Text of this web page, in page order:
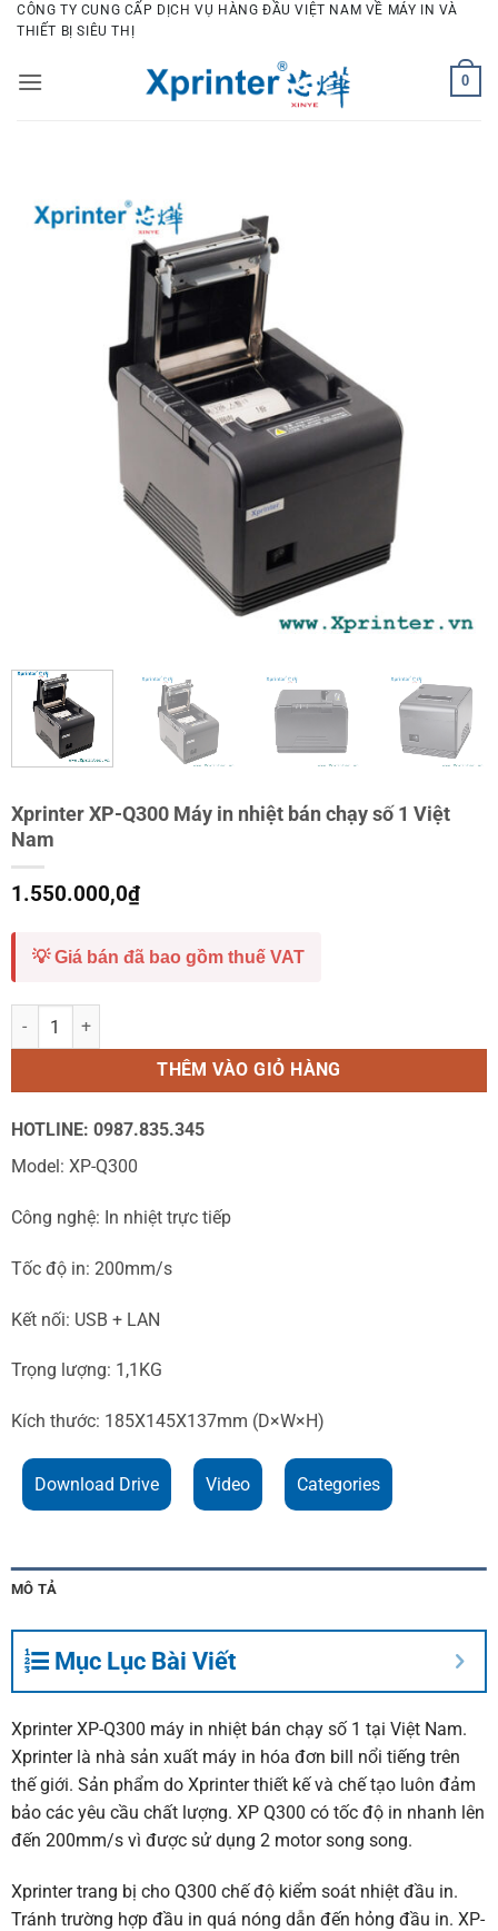
Bỏ
qua
dung
CÔNG TY CUNG CẤP DỊCH VỤ HÀNG ĐẦU VIỆT NAM VỀ MÁY IN VÀ
THIẾT BỊ SIÊU THỊ
0
Xprinter XP-Q300 Máy in nhiệt bán chạy số 1 Việt
Nam
1.550.000,0₫
💡 Giá bán đã bao gồm thuế VAT
Xprinter XP-Q300 Máy in nhiệt bán chạy số 1 Việt Nam số lượng
THÊM VÀO GIỎ HÀNG
HOTLINE: 0987.835.345
Model: XP-Q300
Công nghệ: In nhiệt trực tiếp
Tốc độ in: 200mm/s
Kết nối: USB + LAN
Trọng lượng: 1,1KG
Kích thước: 185X145X137mm (D×W×H)
Download Drive Video Categories
MÔ TẢ
Mục Lục Bài Viết
XprinterXP-Q300 máy in nhiệt bán chạy số 1 tại Việt Nam.
Xprinter là nhà sản xuất máy in hóa đơn bill nổi tiếng trên
thế giới. Sản phẩm do Xprinter thiết kế và chế tạo luôn đảm
bảo các yêu cầu chất lượng. XP Q300 có tốc độ in nhanh lên
đến 200mm/s vì được sử dụng 2 motor song song.
Xprinter trang bị cho Q300 chế độ kiểm soát nhiệt đầu in.
Tránh trường hợp đầu in quá nóng dẫn đến hỏng đầu in. XP-